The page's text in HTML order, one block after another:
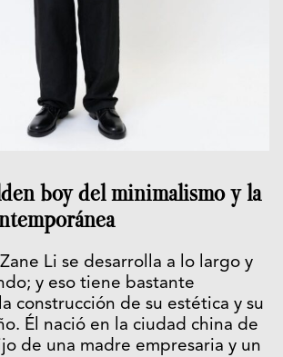
boy del minimalismo y la
Li se desarrolla a lo largo y
y eso tiene bastante
construcción de su estética y su
Él nació en la ciudad china de
de una madre empresaria y un